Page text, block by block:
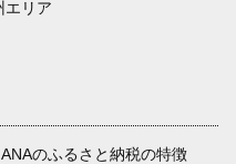
エリア
ANAのふるさと納税の特徴